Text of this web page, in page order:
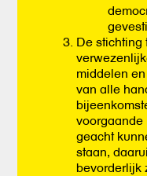
De stichting
middelen
van alle
voorgaande
geacht
staan,
bevorderlijk